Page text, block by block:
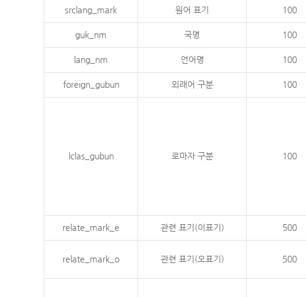
srclang_mark 원어 표기 100
guk_nm 국명 100
lang_nm 언어명 100
foreign_gubun 외래어 구분 100
lclas_gubun 로마자 구분 100
relate_mark_e 관련 표기(이표기) 500
relate_mark_o 관련 표기(오표기) 500